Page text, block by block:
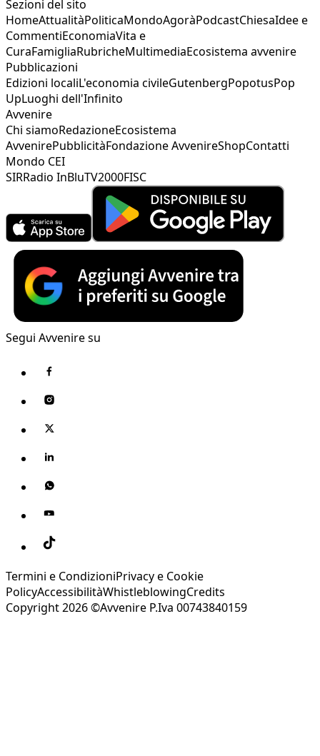
Sezioni del sito
HomeAttualitàPoliticaMondoAgoràPodcastChiesaIdee e
CommentiEconomiaVita e
CuraFamigliaRubricheMultimediaEcosistema avvenire
Pubblicazioni
Edizioni localiL'economia civileGutenbergPopotusPop
UpLuoghi dell'Infinito
Avvenire
Chi siamoRedazioneEcosistema
AvvenirePubblicitàFondazione AvvenireShopContatti
Mondo CEI
SIRRadio InBluTV2000FISC
Segui Avvenire su
Termini e CondizioniPrivacy e Cookie
PolicyAccessibilitàWhistleblowingCredits
Copyright 2026 ©Avvenire P.Iva 00743840159